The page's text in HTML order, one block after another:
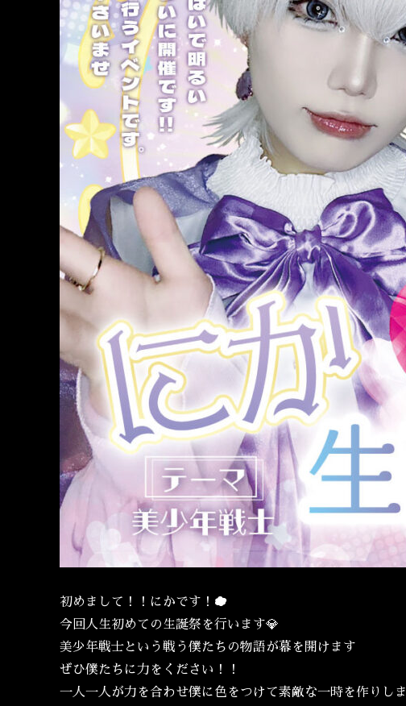
初めまして！！にかです！☁️
今回人生初めての生誕祭を行います💎
美少年戦士という戦う僕たちの物語が幕を開けます
ぜひ僕たちに力をください！！
一人一人が力を合わせ僕に色をつけて素敵な一時を作りしま